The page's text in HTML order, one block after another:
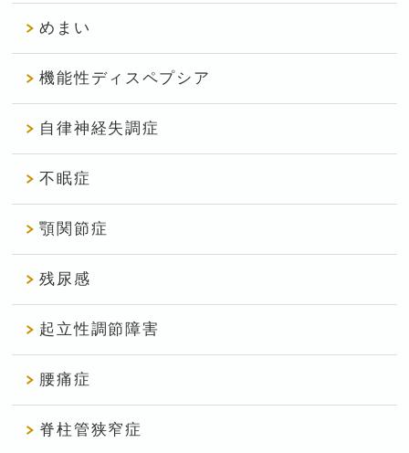
めまい
機能性ディスペプシア
自律神経失調症
不眠症
顎関節症
残尿感
起立性調節障害
腰痛症
脊柱管狭窄症